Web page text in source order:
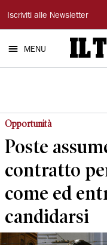
Il
Tirreno
Iscriviti alle Newsletter
MENU
Opportunità
Poste
contratto
come ed
candidarsi